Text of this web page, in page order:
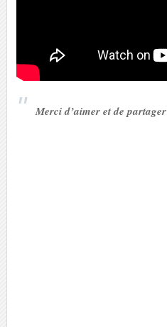
Merci d’aimer et de partager